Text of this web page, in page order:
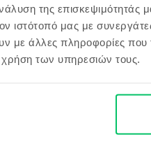
της
ιστότοπό μας με
με άλλες πληροφορίες που
των υπηρεσιών τους.
Προϊόντα